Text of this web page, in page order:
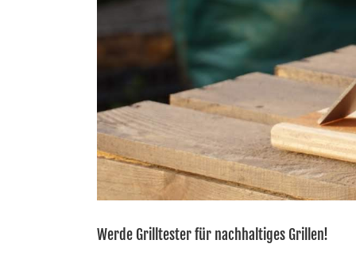
Werde Grilltester für nachhaltiges Grillen!